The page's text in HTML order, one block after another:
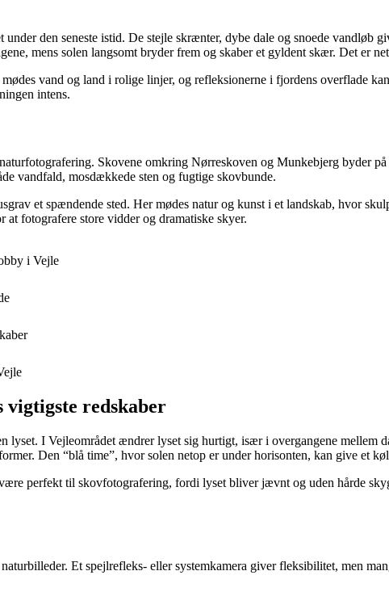
den seneste istid. De stejle skrænter, dybe dale og snoede
mens solen langsomt bryder frem og skaber et gyldent skær. Det er
vand og land i rolige linjer, og refleksionerne i fjordens overflade
intens.
Skovene omkring Nørreskoven og Munkebjerg byder
vandfald, mosdækkede sten og fugtige skovbunde.
et spændende sted. Her mødes natur og kunst i et landskab, hvor
fotografere store vidder og dramatiske skyer.
i Vejle
vigtigste redskaber
lyset. I Vejleområdet ændrer lyset sig hurtigt, især i overgangene mellem
Den “blå time”, hvor solen netop er under horisonten, kan give et
perfekt til skovfotografering, fordi lyset bliver jævnt og uden hårde
Et spejlrefleks- eller systemkamera giver fleksibilitet, men